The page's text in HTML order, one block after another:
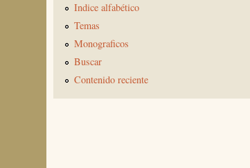
Indice alfabético
Temas
Monograficos
Buscar
Contenido reciente